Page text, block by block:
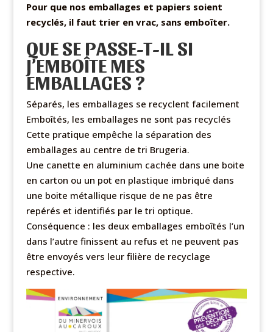
Pour que nos emballages et papiers soient
recyclés, il faut trier en vrac, sans emboîter.
QUE SE PASSE-T-IL SI
J’EMBOÎTE MES
EMBALLAGES ?
Séparés, les emballages se recyclent facilement
Emboîtés, les emballages ne sont pas recyclés
Cette pratique empêche la séparation des
emballages au centre de tri Brugeria.
Une canette en aluminium cachée dans une boite
en carton ou un pot en plastique imbriqué dans
une boite métallique risque de ne pas être
repérés et identifiés par le tri optique.
Conséquence : les deux emballages emboîtés l’un
dans l’autre finissent au refus et ne peuvent pas
être envoyés vers leur filière de recyclage
respective.